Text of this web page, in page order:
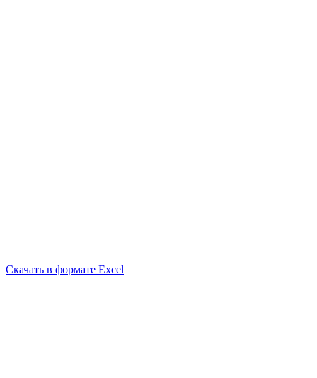
Скачать в формате Excel